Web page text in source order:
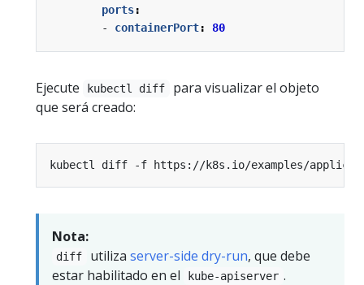
ports:
- containerPort: 80
Ejecute kubectl diff
para visualizar el objeto
que será creado:
Nota:
diff utiliza server-side dry-run, que debe
estar habilitado en el
kube-apiserver .